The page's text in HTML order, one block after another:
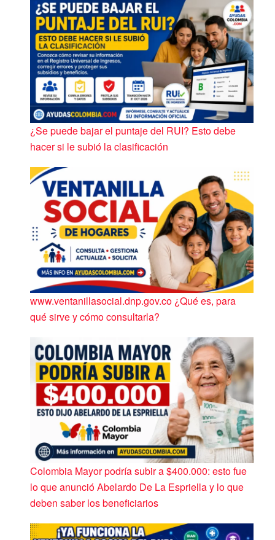
¿Se puede bajar el puntaje del RUI? Esto debe
hacer si le subió la clasificación
www.ventanillasocial.dnp.gov.co ¿Qué es, para
qué sirve y cómo consultarla?
Colombia Mayor podría subir a $400.000: esto fue
lo que anunció Abelardo De La Espriella y lo que
deben saber los beneficiarios